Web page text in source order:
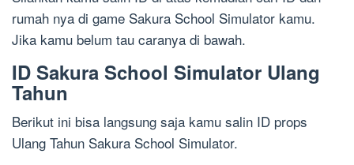
rumah nya di game Sakura School Simulator kamu.
Jika kamu belum tau caranya di bawah.
ID Sakura School Simulator Ulang
Tahun
Berikut ini bisa langsung saja kamu salin ID props
Ulang Tahun Sakura School Simulator.